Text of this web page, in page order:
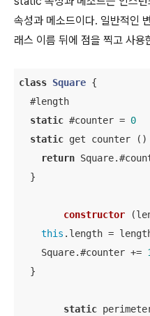
속성과 메소드이다. 일반적인
래스 이름 뒤에 점을 찍고 사용
class Square {
  #length
static #counter = 0
static get counter
return
  }
constructor (
this .length =
    Square.#counter +=
  }
static